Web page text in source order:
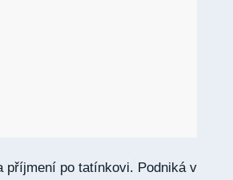
příjmení po tatínkovi. Podniká v